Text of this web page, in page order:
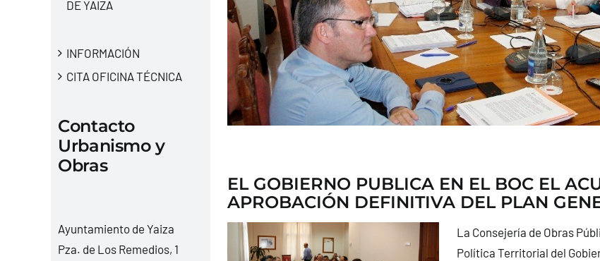
DE YAIZA
INFORMACIÓN
CITA OFICINA TÉCNICA
Contacto
Urbanismo y
Obras
Ayuntamiento de Yaiza
Pza. de Los Remedios, 1
EL GOBIERNO PUBLICA EN EL BOC EL
APROBACIÓN DEFINITIVA DEL PLAN
La Consejería de Obras
Política Territorial del